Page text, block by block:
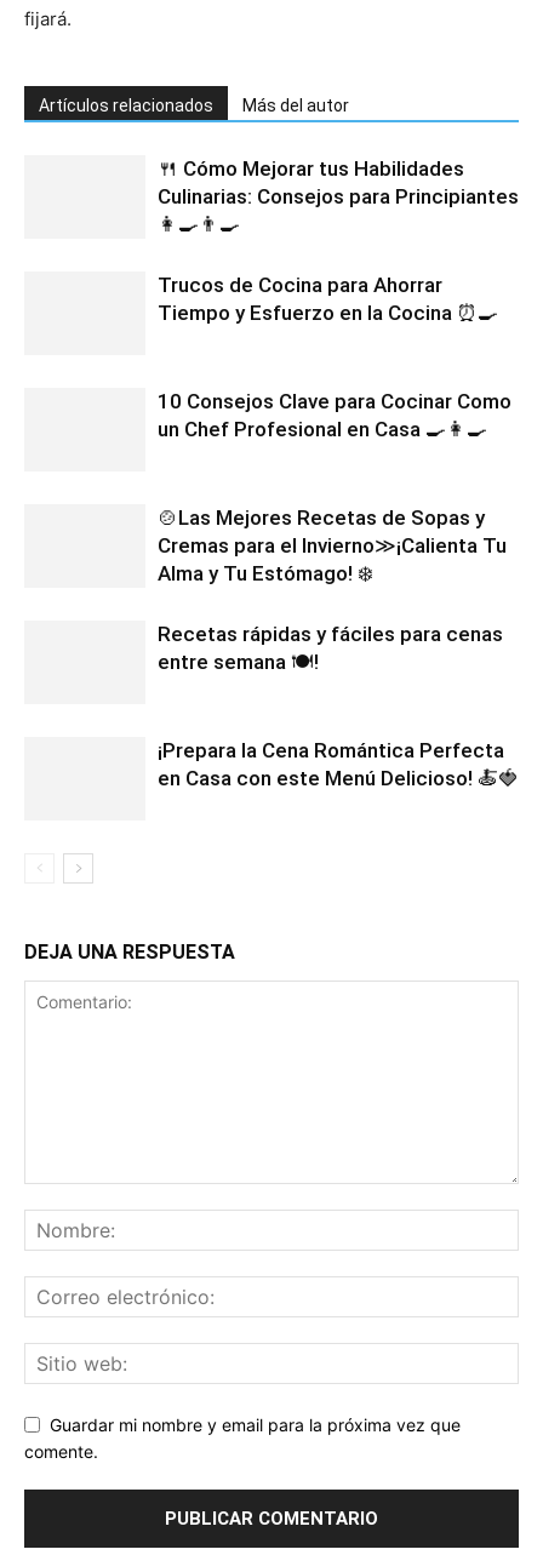
fijará.
Artículos relacionados Más del autor
🍴 Cómo Mejorar tus Habilidades
Culinarias: Consejos para Principiantes
👩‍🍳👨‍🍳
Trucos de Cocina para Ahorrar
Tiempo y Esfuerzo en la Cocina ⏰🍳
10 Consejos Clave para Cocinar Como
un Chef Profesional en Casa 🍳👩‍🍳
🍲Las Mejores Recetas de Sopas y
Cremas para el Invierno≫¡Calienta Tu
Alma y Tu Estómago! ❄️
Recetas rápidas y fáciles para cenas
entre semana 🍽️!
¡Prepara la Cena Romántica Perfecta
en Casa con este Menú Delicioso! 🍝🍓
DEJA UNA RESPUESTA
Guardar mi nombre y email para la próxima vez que
comente.